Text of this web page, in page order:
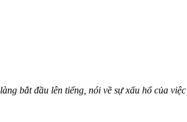
bắt đầu lên tiếng, nói về sự xấu hổ của